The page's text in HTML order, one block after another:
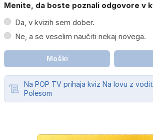
Menite, da boste poznali odgovore v
Da, v kvizih sem dober.
Ne, a se veselim naučiti nekaj novega.
Moški
Na POP TV prihaja kviz Na lovu z
Polesom